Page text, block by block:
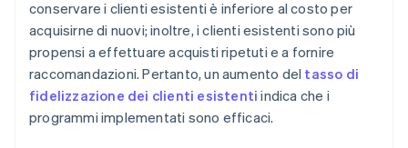
conservare i clienti esistenti è inferiore al costo per
acquisirne di nuovi; inoltre, i clienti esistenti sono più
propensi a effettuare acquisti ripetuti e a fornire
raccomandazioni. Pertanto, un aumento del tasso di
fidelizzazione dei clienti esistenti indica che i
programmi implementati sono efficaci.